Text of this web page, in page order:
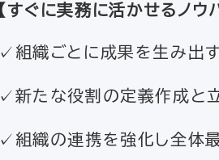
【すぐに実務に活かせるノウ
✓組織ごとに成果を生み出
✓新たな役割の定義作成と
✓組織の連携を強化し全体